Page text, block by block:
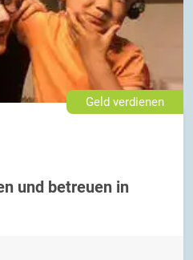
Geld verdienen
und betreuen in